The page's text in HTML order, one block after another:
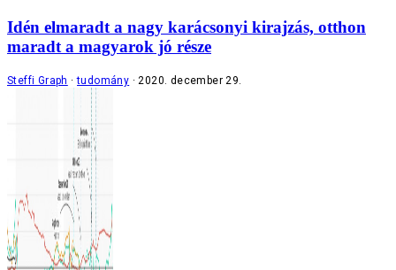
Idén elmaradt a nagy karácsonyi kirajzás, otthon
maradt a magyarok jó része
Steffi Graph tudomány 2020. december 29.